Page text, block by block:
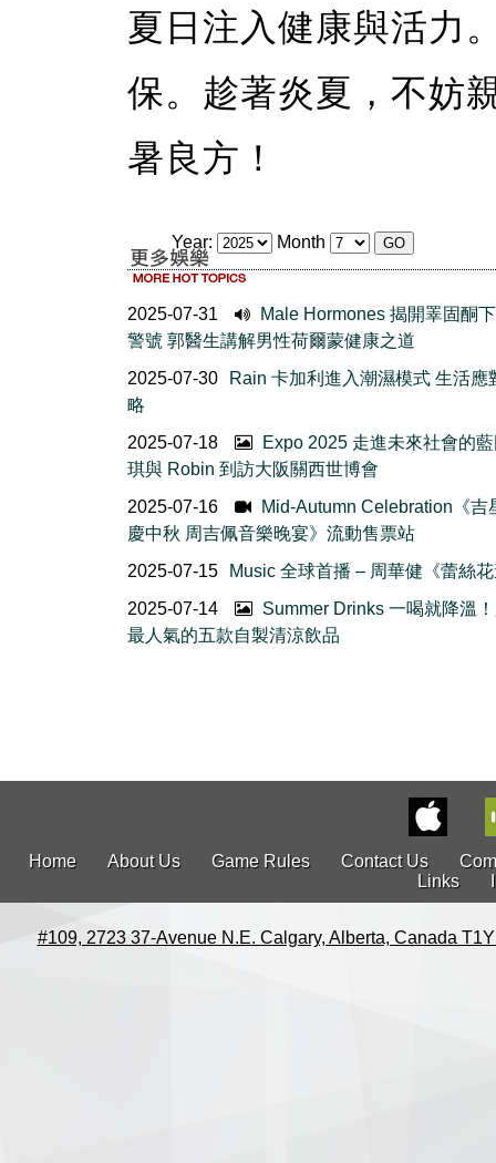
夏日注入健康與活力
保。趁著炎夏，不妨
暑良方！
Year: Month
2025-07-31
Male Hormones 揭開睪固酮
警號 郭醫生講解男性荷爾蒙健康之道
2025-07-30
Rain 卡加利進入潮濕模式 生活應
略
2025-07-18
Expo 2025 走進未來社會的
琪與 Robin 到訪大阪關西世博會
2025-07-16
Mid-Autumn Celebration《吉
慶中秋 周吉佩音樂晚宴》流動售票站
2025-07-15
Music 全球首播 – 周華健《蕾絲
2025-07-14
Summer Drinks 一喝就降溫
最人氣的五款自製清涼飲品
Home About Us Game Rules Contact Us
Links
#109, 2723 37-Avenue N.E. Calgary, Alberta, Canada